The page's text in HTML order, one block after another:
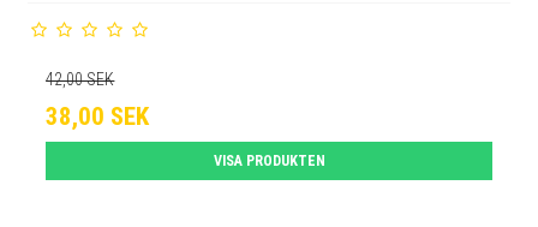
42,00 SEK
38,00 SEK
VISA PRODUKTEN